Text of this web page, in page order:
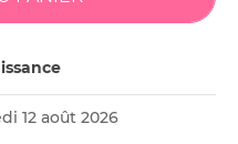
12 août 2026